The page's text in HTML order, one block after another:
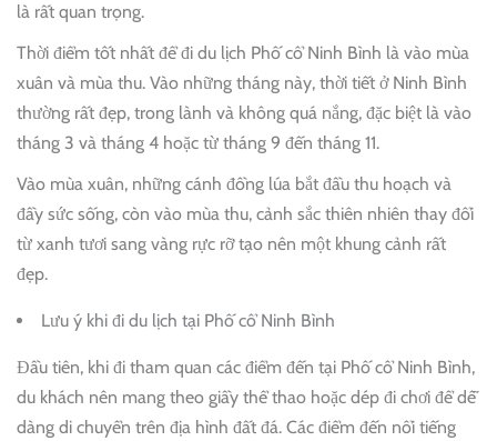
là rất quan trọng.
Thời điểm tốt nhất để đi du lịch Phố cổ Ninh Bình là vào mùa
xuân và mùa thu. Vào những tháng này, thời tiết ở Ninh Bình
thường rất đẹp, trong lành và không quá nắng, đặc biệt là vào
tháng 3 và tháng 4 hoặc từ tháng 9 đến tháng 11.
Vào mùa xuân, những cánh đồng lúa bắt đầu thu hoạch và
đầy sức sống, còn vào mùa thu, cảnh sắc thiên nhiên thay đổi
từ xanh tươi sang vàng rực rỡ tạo nên một khung cảnh rất
đẹp.
Lưu ý khi đi du lịch tại Phố cổ Ninh Bình
Đầu tiên, khi đi tham quan các điểm đến tại Phố cổ Ninh Bình,
du khách nên mang theo giầy thể thao hoặc dép đi chơi để dễ
dàng di chuyển trên địa hình đất đá. Các điểm đến nổi tiếng